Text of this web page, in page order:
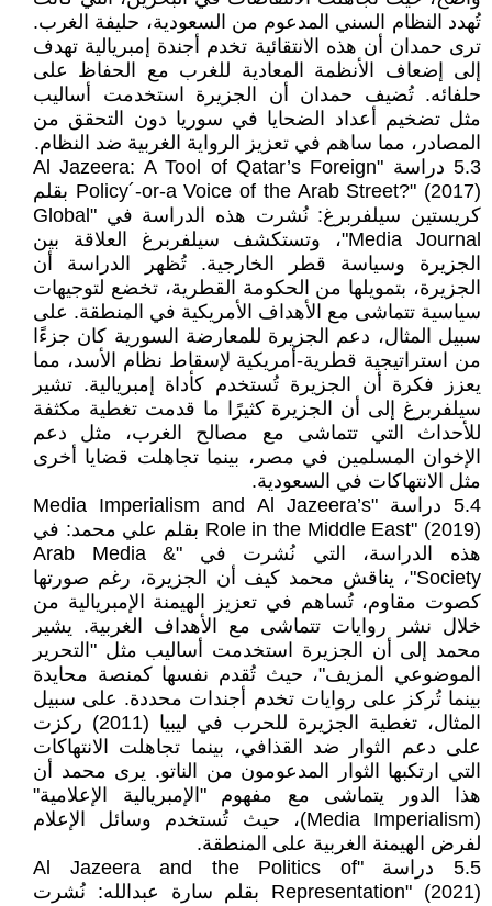
تُهدد النظام السني المدعوم من السعودية، حليفة الغرب.
ترى حمدان أن هذه الانتقائية تخدم أجندة إمبريالية تهدف
إلى إضعاف الأنظمة المعادية للغرب مع الحفاظ على
حلفائه. تُضيف حمدان أن الجزيرة استخدمت أساليب
مثل تضخيم أعداد الضحايا في سوريا دون التحقق من
المصادر، مما ساهم في تعزيز الرواية الغربية ضد النظام.
5.3 دراسة "Al Jazeera: A Tool of Qatar’s Foreign
Policy´-or-a Voice of the Arab Street?" (2017) بقلم
كريستين سيلفربرغ: نُشرت هذه الدراسة في "Global
Media Journal"، وتستكشف سيلفربرغ العلاقة بين
الجزيرة وسياسة قطر الخارجية. تُظهر الدراسة أن
الجزيرة، بتمويلها من الحكومة القطرية، تخضع لتوجيهات
سياسية تتماشى مع الأهداف الأمريكية في المنطقة. على
سبيل المثال، دعم الجزيرة للمعارضة السورية كان جزءًا
من استراتيجية قطرية-أمريكية لإسقاط نظام الأسد، مما
يعزز فكرة أن الجزيرة تُستخدم كأداة إمبريالية. تشير
سيلفربرغ إلى أن الجزيرة كثيرًا ما قدمت تغطية مكثفة
للأحداث التي تتماشى مع مصالح الغرب، مثل دعم
الإخوان المسلمين في مصر، بينما تجاهلت قضايا أخرى
مثل الانتهاكات في السعودية.
5.4 دراسة "Media Imperialism and Al Jazeera’s
Role in the Middle East" (2019) بقلم علي محمد: في
هذه الدراسة، التي نُشرت في "Arab Media &
Society"، يناقش محمد كيف أن الجزيرة، رغم صورتها
كصوت مقاوم، تُساهم في تعزيز الهيمنة الإمبريالية من
خلال نشر روايات تتماشى مع الأهداف الغربية. يشير
محمد إلى أن الجزيرة استخدمت أساليب مثل "التحرير
الموضوعي المزيف"، حيث تُقدم نفسها كمنصة محايدة
بينما تُركز على روايات تخدم أجندات محددة. على سبيل
المثال، تغطية الجزيرة للحرب في ليبيا (2011) ركزت
على دعم الثوار ضد القذافي، بينما تجاهلت الانتهاكات
التي ارتكبها الثوار المدعومون من الناتو. يرى محمد أن
هذا الدور يتماشى مع مفهوم "الإمبريالية الإعلامية"
(Media Imperialism)، حيث تُستخدم وسائل الإعلام
لفرض الهيمنة الغربية على المنطقة.
5.5 دراسة "Al Jazeera and the Politics of
Representation" (2021) بقلم سارة عبدالله: نُشرت